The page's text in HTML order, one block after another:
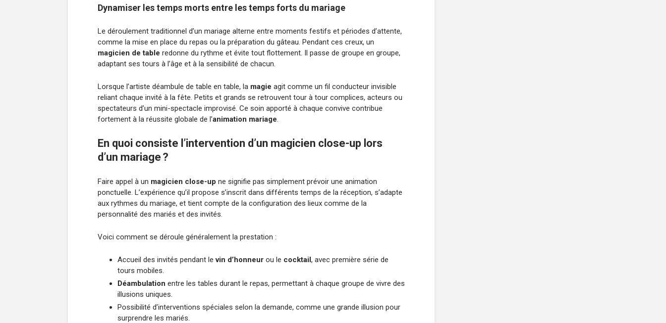
Dynamiser les temps morts entre les temps forts du mariage
Le déroulement traditionnel d’un mariage alterne entre moments festifs et périodes d’attente,
comme la mise en place du repas ou la préparation du gâteau. Pendant ces creux, un
magicien de table redonne du rythme et évite tout flottement. Il passe de groupe en groupe,
adaptant ses tours à l’âge et à la sensibilité de chacun.
Lorsque l’artiste déambule de table en table, la magie agit comme un fil conducteur invisible
reliant chaque invité à la fête. Petits et grands se retrouvent tour à tour complices, acteurs ou
spectateurs d’un mini-spectacle improvisé. Ce soin apporté à chaque convive contribue
fortement à la réussite globale de l’animation mariage.
En quoi consiste l’intervention d’un magicien close-up lors
d’un mariage ?
Faire appel à un magicien close-up ne signifie pas simplement prévoir une animation
ponctuelle. L’expérience qu’il propose s’inscrit dans différents temps de la réception, s’adapte
aux rythmes du mariage, et tient compte de la configuration des lieux comme de la
personnalité des mariés et des invités.
Voici comment se déroule généralement la prestation :
Accueil des invités pendant levin d’honneur ou le cocktail, avec première série de
tours mobiles.
Déambulation entre les tables durant le repas, permettant à chaque groupe de vivre des
illusions uniques.
Possibilité d’interventions spéciales selon la demande, comme une grande illusion pour
surprendre les mariés.